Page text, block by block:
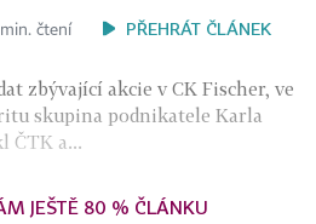
min. čtení PŘEHRÁT ČLÁNEK
zbývající akcie v CK Fischer, ve
skupina podnikatele Karla
ČTK a...
JEŠTĚ 80 % ČLÁNKU